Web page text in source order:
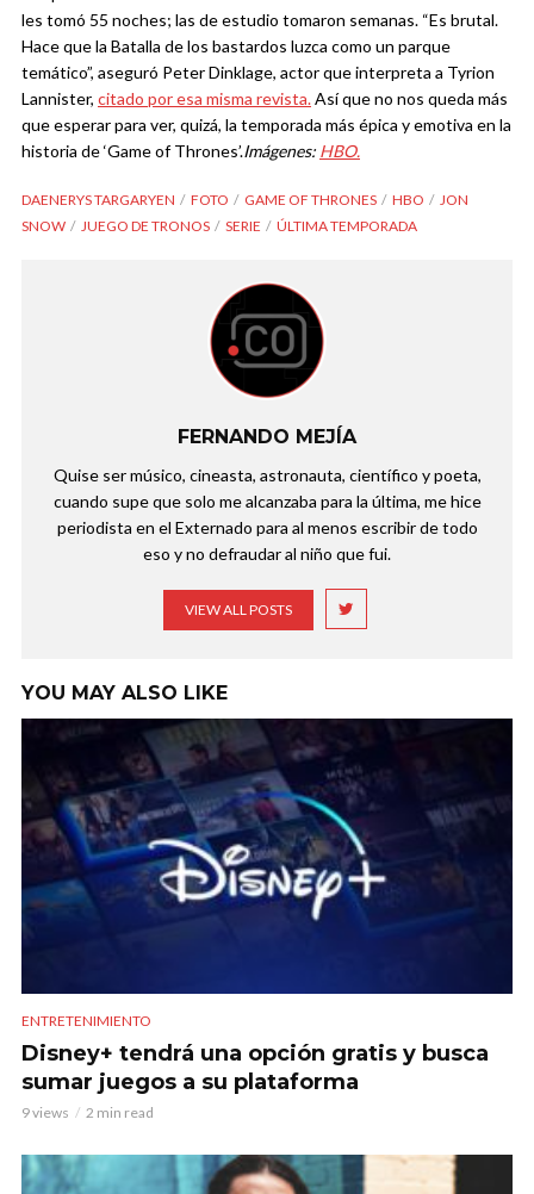
les tomó 55 noches; las de estudio tomaron semanas. “Es brutal.
Hace que la Batalla de los bastardos luzca como un parque
temático”, aseguró Peter Dinklage, actor que interpreta a Tyrion
Lannister, citado por esa misma revista.Así que no nos queda más
que esperar para ver, quizá, la temporada más épica y emotiva en la
historia de ‘Game of Thrones’.Imágenes: HBO.
DAENERYS TARGARYEN FOTO GAME OF THRONES HBO
JON
SNOW
JUEGO DE TRONOS SERIE ÚLTIMA TEMPORADA
FERNANDO MEJÍA
Quise ser músico, cineasta, astronauta, científico y poeta,
cuando supe que solo me alcanzaba para la última, me hice
periodista en el Externado para al menos escribir de todo
eso y no defraudar al niño que fui.
VIEW ALL POSTS
YOU MAY ALSO LIKE
ENTRETENIMIENTO
Disney+ tendrá una opción gratis y busca
sumar juegos a su plataforma
9 views 2 min read